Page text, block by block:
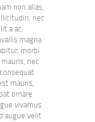
non alias,
nec
a ac,
magna
morbi
nec
mauris,
ornare
vivamus
augue velit